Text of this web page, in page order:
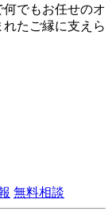
でもお任せのオ
たご縁に支えら
無料相談